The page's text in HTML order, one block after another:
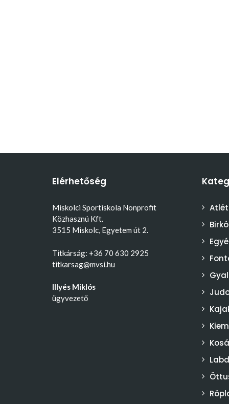
Elérhetőség
Miskolci Sportiskola Nonprofit
Közhasznú Kft.
3515 Miskolc, Egyetem út 2.
Titkárság: +36 70 630 2925
titkarsag@mvsi.hu
Illyés Miklós
ügyvezető